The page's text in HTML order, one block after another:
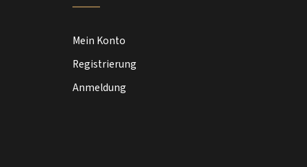
Mein Konto
Registrierung
Anmeldung